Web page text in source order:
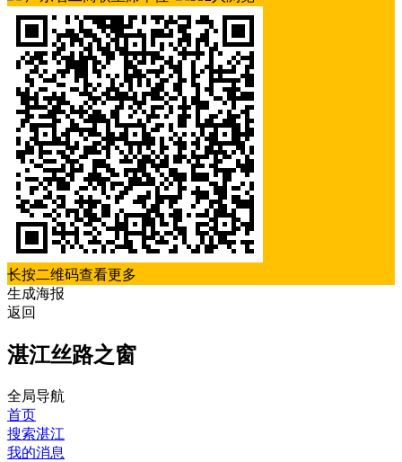
长按二维码查看更多
生成海报
返回
湛江丝路之窗
全局导航
首页
搜索湛江
我的消息